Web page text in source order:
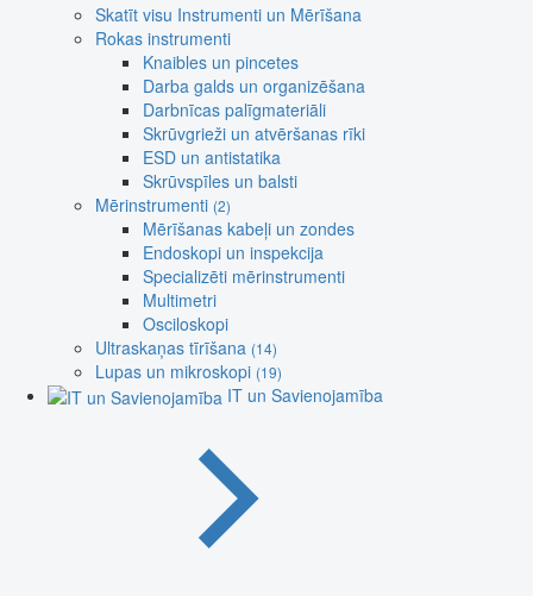
Skatīt visu Instrumenti un Mērīšana
Rokas instrumenti
Knaibles un pincetes
Darba galds un organizēšana
Darbnīcas palīgmateriāli
Skrūvgrieži un atvēršanas rīki
ESD un antistatika
Skrūvspīles un balsti
Mērinstrumenti (2)
Mērīšanas kabeļi un zondes
Endoskopi un inspekcija
Specializēti mērinstrumenti
Multimetri
Osciloskopi
Ultraskaņas tīrīšana (14)
Lupas un mikroskopi (19)
IT un Savienojamība